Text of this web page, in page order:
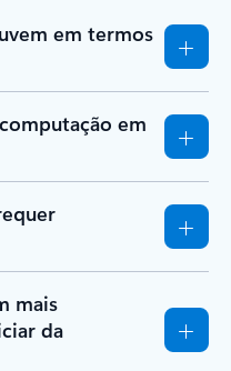
em termos
em
mais
da